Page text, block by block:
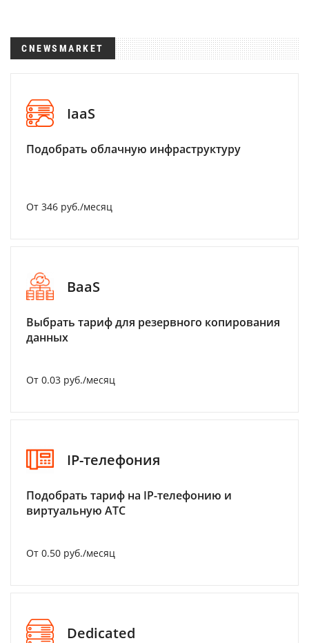
CNEWSMARKET
IaaS
Подобрать облачную инфраструктуру
От 346 руб./месяц
BaaS
Выбрать тариф для резервного копирования
данных
От 0.03 руб./месяц
IP-телефония
Подобрать тариф на IP-телефонию и
виртуальную АТС
От 0.50 руб./месяц
Dedicated